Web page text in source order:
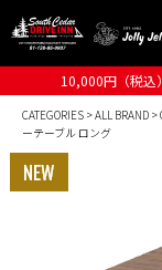
10,000円（税込
CATEGORIES >ALL BRAND >
ーテーブル ロング